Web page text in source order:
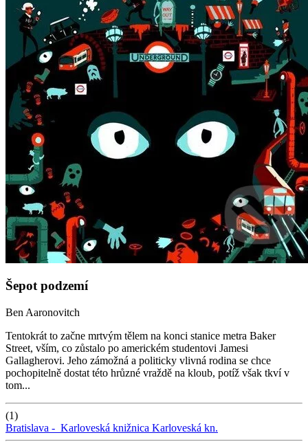
Šepot podzemí
Ben Aaronovitch
Tentokrát to začne mrtvým tělem na konci stanice metra Baker
Street, vším, co zůstalo po americkém studentovi Jamesi
Gallagherovi. Jeho zámožná a politicky vlivná rodina se chce
pochopitelně dostat této hrůzné vraždě na kloub, potíž však tkví v
tom...
(1)
Bratislava - Karloveská knižnica Karloveská kn.